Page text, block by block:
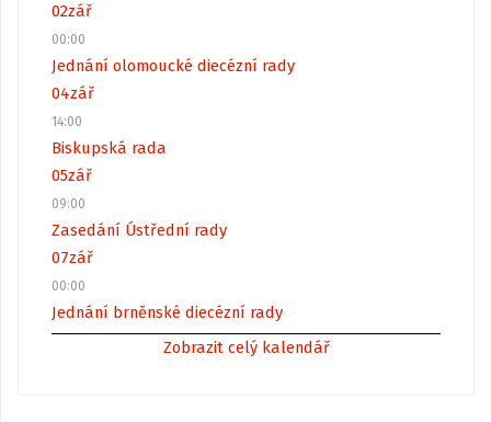
02zář
00:00
Jednání olomoucké diecézní rady
04zář
14:00
Biskupská rada
05zář
09:00
Zasedání Ústřední rady
07zář
00:00
Jednání brněnské diecézní rady
Zobrazit celý kalendář